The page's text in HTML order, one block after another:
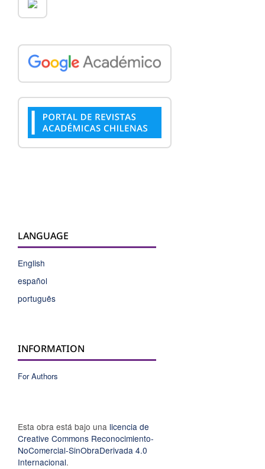
LANGUAGE
English
español
português
INFORMATION
For Authors
Esta obra está bajo una licencia de
Creative Commons Reconocimiento-
NoComercial-SinObraDerivada 4.0
Internacional.